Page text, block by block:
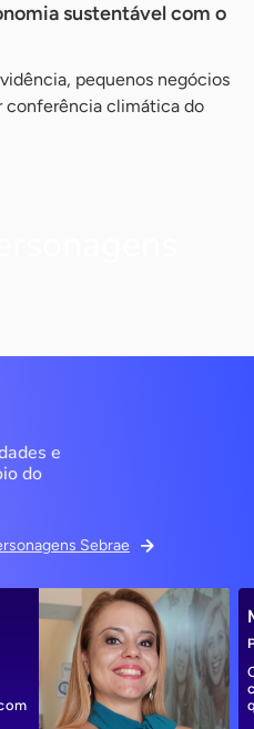
sustentável com o
pequenos negócios
conferência climática do
e
do
Sebrae